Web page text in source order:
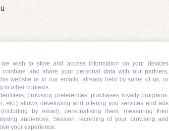
we wish to store and access information on your devices
combine and share your personal data with our partners,
website or in our emails, already held by some of us, or
in other contexts.
browsing, preferences, purchases, loyalty programs,
etc.) allows developing and offering you services and ads
by email), personalising them, measuring their
audiences. Session recording of your browsing and
your experience.